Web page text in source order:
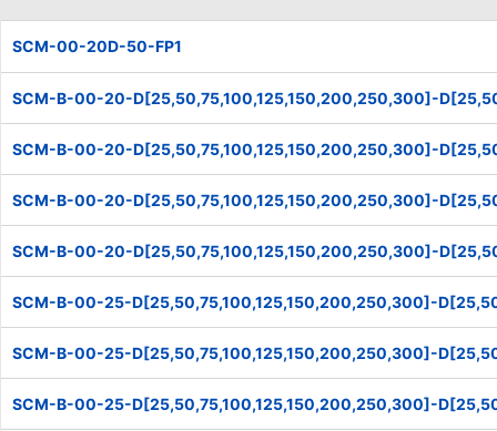
SCM-00-20D-50-FP1
SCM-B-00-20-D[25,50,75,100,125,150,200,250,300]-
SCM-B-00-20-D[25,50,75,100,125,150,200,250,300]-
SCM-B-00-20-D[25,50,75,100,125,150,200,250,300]-
SCM-B-00-20-D[25,50,75,100,125,150,200,250,300]-
SCM-B-00-25-D[25,50,75,100,125,150,200,250,300]-
SCM-B-00-25-D[25,50,75,100,125,150,200,250,300]-
SCM-B-00-25-D[25,50,75,100,125,150,200,250,300]-